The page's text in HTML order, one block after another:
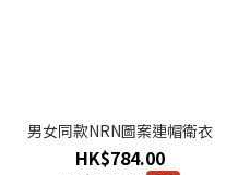
男女同款NRN圖案連帽衛衣
HK$784.00